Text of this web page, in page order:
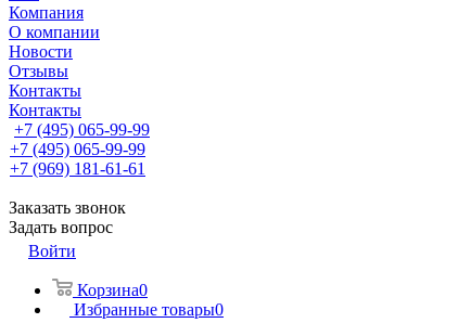
Компания
О компании
Новости
Отзывы
Контакты
Контакты
+7 (495) 065-99-99
+7 (495) 065-99-99
+7 (969) 181-61-61
Заказать звонок
Задать вопрос
Войти
Корзина0
Избранные товары0